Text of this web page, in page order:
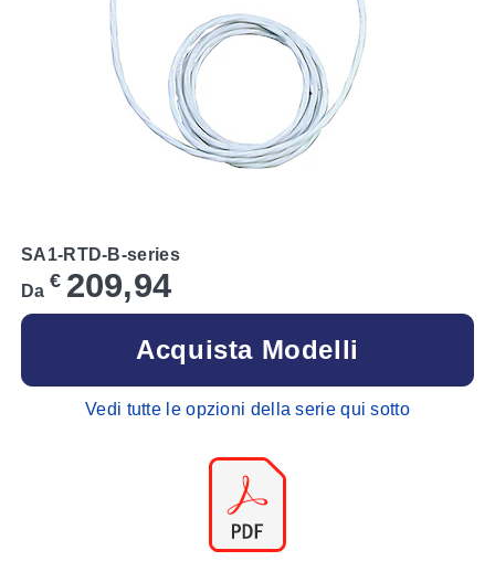
SA1-RTD-B-series
Da € 209,94
Acquista Modelli
Vedi tutte le opzioni della serie qui sotto